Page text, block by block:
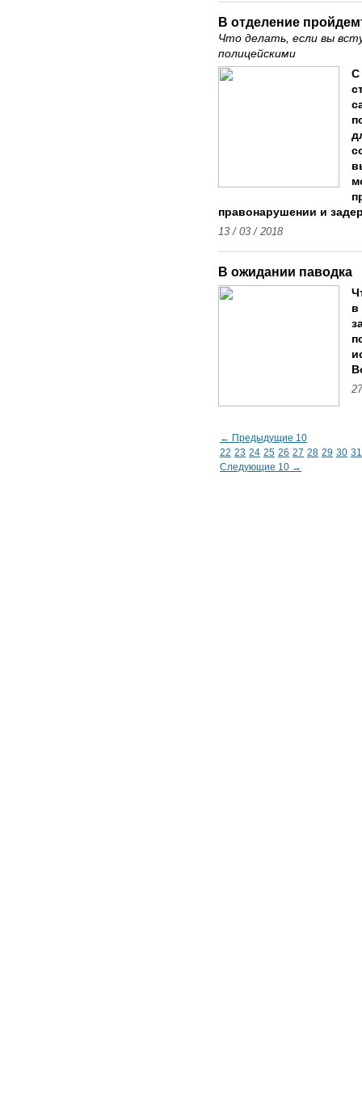
В отделение
Что делать, если вы
полицейскими
С
правонарушении и
13 / 03 / 2018
В ожидании паводка
в
← Предыдущие 10
22 23 24 25 26 27 28 29 30 31
Следующие 10 →